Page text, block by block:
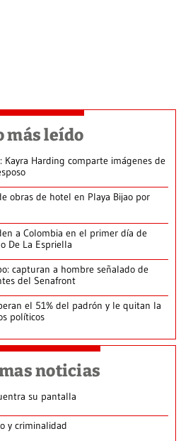
más leído
Kayra Harding comparte imágenes de
obras de hotel en Playa Bijao por
a Colombia en el primer día de
De La Espriella
capturan a hombre señalado de
del Senafront
el 51% del padrón y le quitan la
políticos
noticias
su pantalla​
y criminalidad